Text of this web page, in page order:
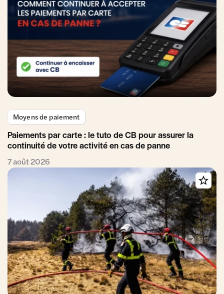
Moyens de paiement
Paiements par carte : le tuto de CB pour assurer la
continuité de votre activité en cas de panne
7 août 2026